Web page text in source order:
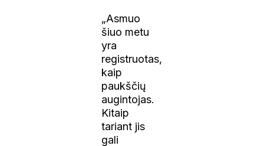
„Asmuo
šiuo metu
yra
registruotas,
kaip
paukščių
augintojas.
Kitaip
tariant jis
gali